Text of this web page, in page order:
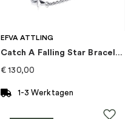
EFVA ATTLING
Catch A Falling Star Bracelet
€ 130,00
1-3 Werktagen